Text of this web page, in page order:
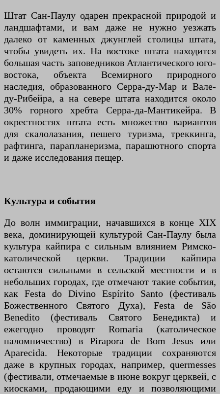
Штат Сан-Паулу одарен прекрасной природой и
ландшафтами, и вам даже не нужно уезжать
далеко от каменных джунглей столицы штата,
чтобы увидеть их. На востоке штата находится
большая часть заповедников Атлантического юго-
востока, объекта Всемирного природного
наследия, образованного Серра-ду-Мар и Вале-
ду-Рибейра, а на севере штата находится около
30% горного хребта Серра-да-Мантикейра. В
окрестностях штата есть множество вариантов
для скалолазания, пешего туризма, треккинга,
рафтинга, парапланеризма, парашютного спорта
и даже исследования пещер.
Культура и события
До волн иммиграции, начавшихся в конце XIX
века, доминирующей культурой Сан-Паулу была
культура кайпира с сильным влиянием Римско-
католической церкви. Традиции кайпира
остаются сильными в сельской местности и в
небольших городах, где отмечают такие события,
как Festa do Divino Espírito Santo (фестиваль
Божественного Святого Духа), Festa de São
Benedito (фестиваль Святого Бенедикта) и
ежегодно проводят Romaria (католическое
паломничество) в Pirapora de Bom Jesus или
Aparecida. Некоторые традиции сохраняются
даже в крупных городах, например, quermesses
(фестивали, отмечаемые в июне вокруг церквей, с
киосками, продающими еду и позволяющими